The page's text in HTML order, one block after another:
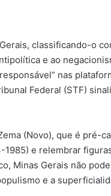
classificando-o
e ao
nas
Federal (STF)
(Novo), que é pré-
e relembrar
Minas Gerais não
e a